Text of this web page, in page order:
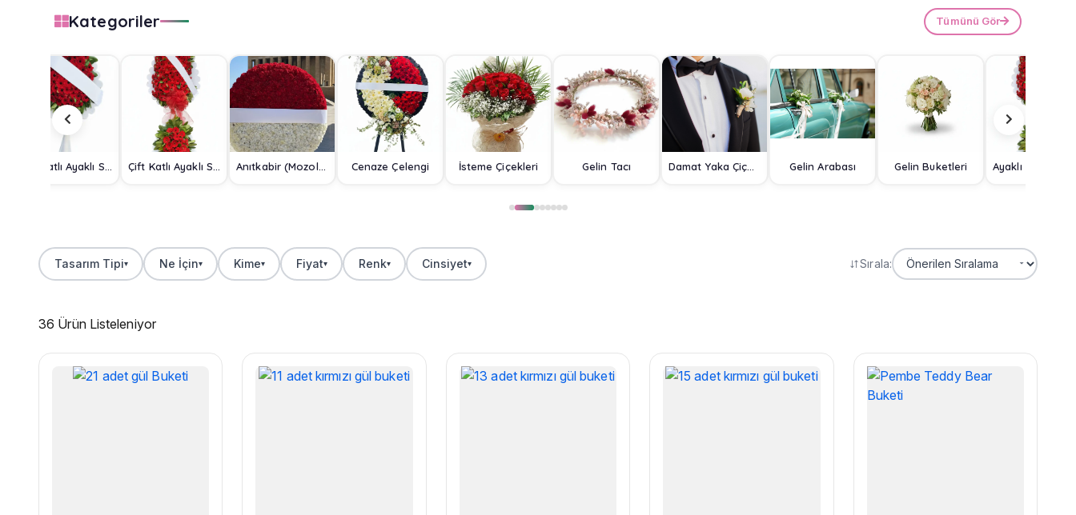
Kategoriler Tümünü Gör
Tek Katlı Ayaklı Sepet Çift Katlı Ayaklı Sepet Anıtkabir (Mozole) Çelengi Cenaze Çelengi İsteme Çiçekleri Gelin Tacı Damat Yaka Çiçeği Gelin Arabası Gelin Buketleri
Tasarım Tipi▾ Ne İçin▾ Kime▾ Fiyat▾ Renk▾ Cinsiyet▾ Sırala:
36 Ürün Listeleniyor